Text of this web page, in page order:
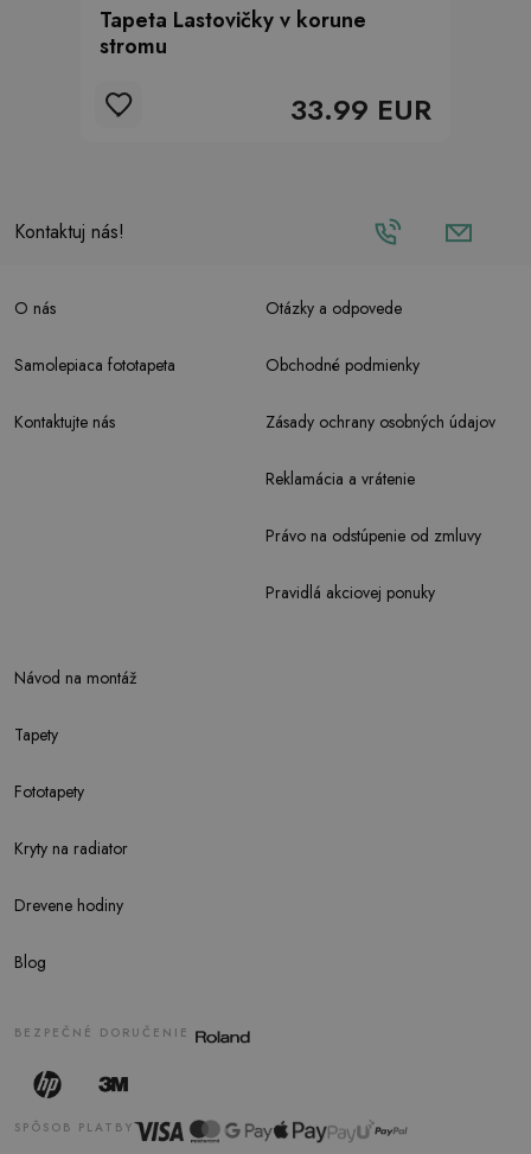
Tapeta Lastovičky v korune
stromu
33.99 EUR
Kontaktuj nás!
O nás
Samolepiaca fototapeta
Kontaktujte nás
Návod na montáž
Tapety
Fototapety
Kryty na radiator
Drevene hodiny
Blog
Otázky a odpovede
Obchodné podmienky
Zásady ochrany osobných údajov
Reklamácia a vrátenie
Právo na odstúpenie od zmluvy
Pravidlá akciovej ponuky
BEZPEČNÉ DORUČENIE
SPÔSOB PLATBY